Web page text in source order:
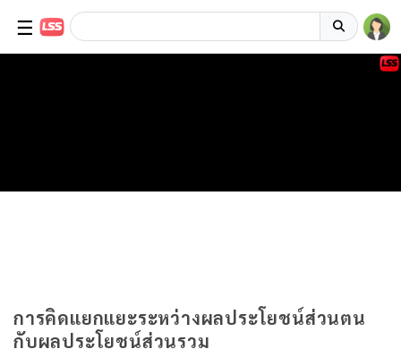
☰
การคิดแยกแยะระหว่างผลประโยชน์ส่วนตน
กับผลประโยชน์ส่วนรวม